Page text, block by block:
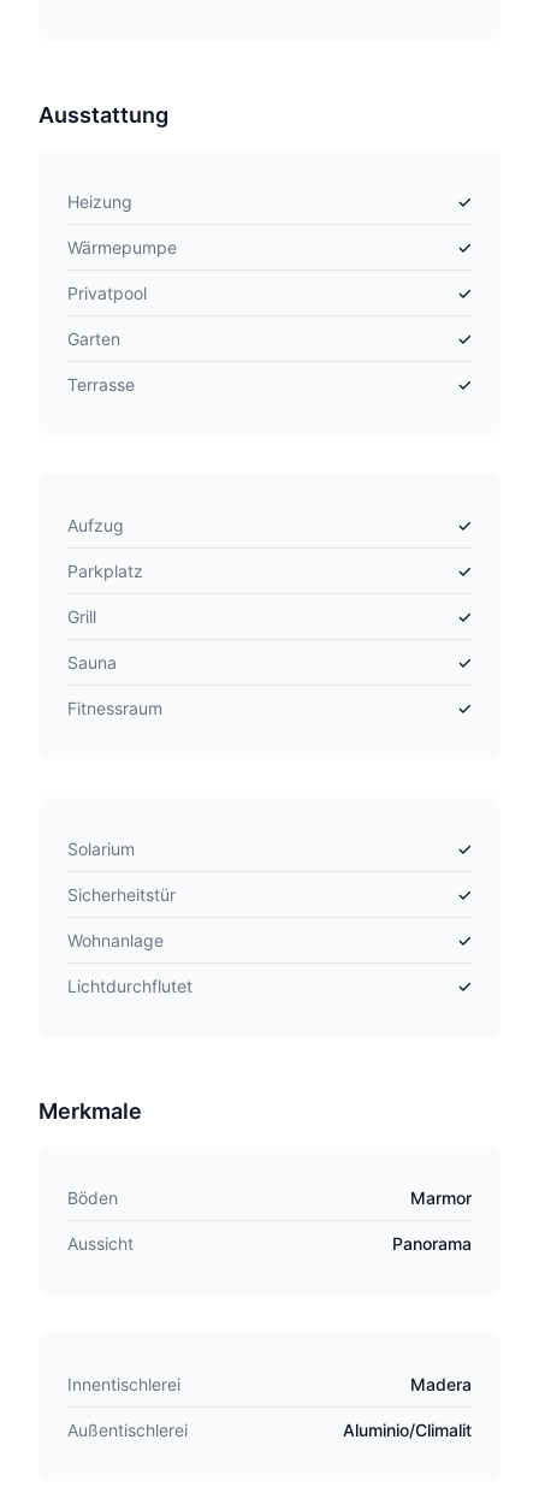
Ausstattung
Heizung ✓
Wärmepumpe ✓
Privatpool ✓
Garten ✓
Terrasse ✓
Aufzug ✓
Parkplatz ✓
Grill ✓
Sauna ✓
Fitnessraum ✓
Solarium ✓
Sicherheitstür ✓
Wohnanlage ✓
Lichtdurchflutet ✓
Merkmale
Böden Marmor
Aussicht Panorama
Innentischlerei Madera
Außentischlerei Aluminio/Climalit